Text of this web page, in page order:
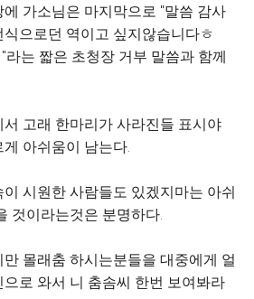
가소님은 마지막으로 "말씀 감사
으로던 역이고 싶지않습니다ㅎ
라는 짧은 초청장 거부 말씀과 함께
고래 한마리가 사라진들 표시야
아쉬움이 남는다.
시원한 사람들도 있겠지마는 아쉬
것이라는것은 분명하다.
몰래춤 하시는분들을 대중에게 얼
로 와서 니 춤솜씨 한번 보여봐라